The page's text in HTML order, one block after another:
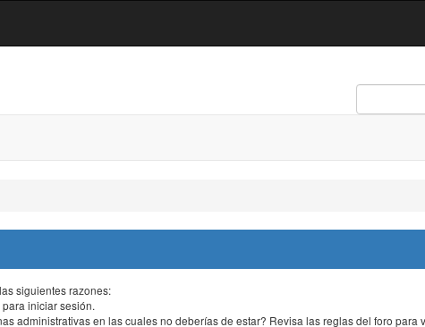
siguientes razones:
iniciar sesión.
administrativas en las cuales no deberías de estar? Revisa las reglas del foro para